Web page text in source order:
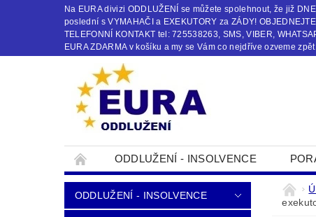
Na EURA divizi ODDLUŽENÍ se můžete spolehnout, že již
poslední s VYMAHAČI a EXEKUTORY za ZÁDY!
TELEFONNÍ KONTAKT tel: 725538263, SMS, VIBER,
EURA ZDARMA v košíku a my se Vám co nejdříve ozveme
ODDLUŽENÍ - INSOLVENCE
OBCHODNÍ PODMÍNKY KONTAKTY
ODDLUŽENÍ - INSOLVENCE